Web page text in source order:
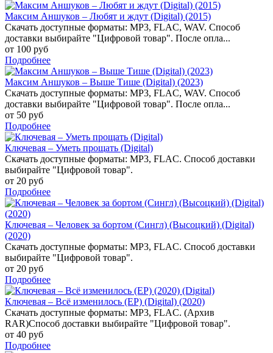
Максим Аншуков – Любят и ждут (Digital) (2015)
Скачать доступные форматы: MP3, FLAC, WAV. Способ
доставки выбирайте "Цифровой товар". После опла...
от 100 руб
Подробнее
Максим Аншуков – Выше Тише (Digital) (2023)
Скачать доступные форматы: MP3, FLAC, WAV. Способ
доставки выбирайте "Цифровой товар". После опла...
от 50 руб
Подробнее
Ключевая – Уметь прощать (Digital)
Скачать доступные форматы: MP3, FLAC. Способ доставки
выбирайте "Цифровой товар".
от 20 руб
Подробнее
Ключевая – Человек за бортом (Сингл) (Высоцкий) (Digital)
(2020)
Скачать доступные форматы: MP3, FLAC. Способ доставки
выбирайте "Цифровой товар".
от 20 руб
Подробнее
Ключевая – Всё изменилось (EP) (Digital) (2020)
Скачать доступные форматы: MP3, FLAC. (Архив
RAR)Способ доставки выбирайте "Цифровой товар".
от 40 руб
Подробнее